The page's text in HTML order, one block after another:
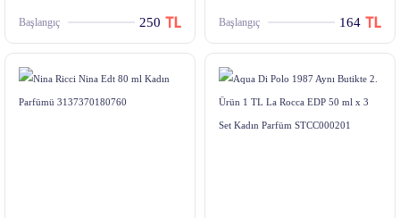
Başlangıç 250 Başlangıç 164